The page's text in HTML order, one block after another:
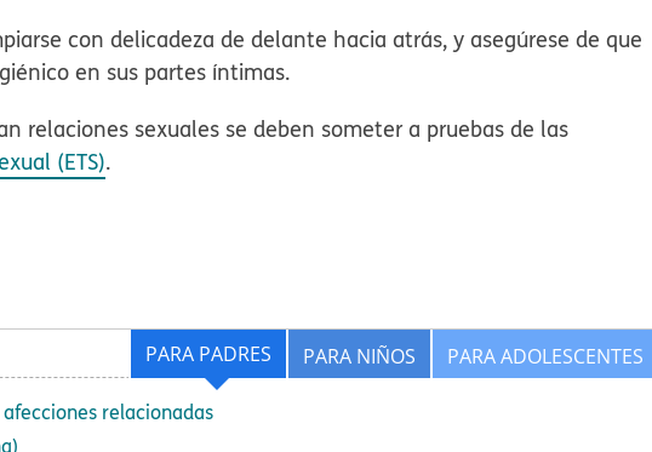
con delicadeza de delante hacia atrás, y asegúrese de que
en sus partes íntimas.
relaciones sexuales se deben someter a pruebas de las
(ETS).
PARA ADOLESCENTES
PARA NIÑOS
PARA PADRES
relacionadas